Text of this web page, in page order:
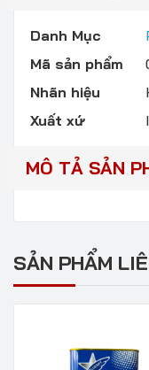
Danh Mục
Mã sản phẩm
Nhãn hiệu
Xuất xứ
MÔ TẢ SẢN
SẢN PHẨM